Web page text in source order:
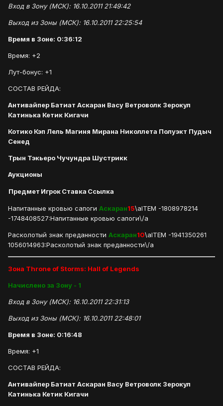
Вход в Зону (МСК): 16.10.2011 21:49:42
Выход из Зоны (МСК): 16.10.2011 22:25:54
Время в Зоне: 0:36:12
Время: +2
Лут-бонус: +1
СОСТАВ РЕЙДА:
Антивайпер Батиат Аскаран Васу Ветроволк Зерокул
Катинька Кетик Кигачи
Котико Кэп Лель Магиня Мирана Николлета Полуэкт Пудыч
Сенед
Трын Тэкьеро Чучундра Шустрикк
Аукционы
Предмет ИгрокСтавка Ссылка
Напитанные кровью сапоги Аскаран15\aITEM -1808978214
-1748408527:Напитанные кровью сапоги\/a
Расколотый знак преданности Аскаран10\aITEM -1941350261
1056014963:Расколотый знак преданности\/a
Зона Throne of Storms: Hall of Legends
Начислено за Зону - 1
Вход в Зону (МСК): 16.10.2011 22:31:13
Выход из Зоны (МСК): 16.10.2011 22:48:01
Время в Зоне: 0:16:48
Время: +1
СОСТАВ РЕЙДА:
Антивайпер Батиат Аскаран Васу Ветроволк Зерокул
Катинька Кетик Кигачи